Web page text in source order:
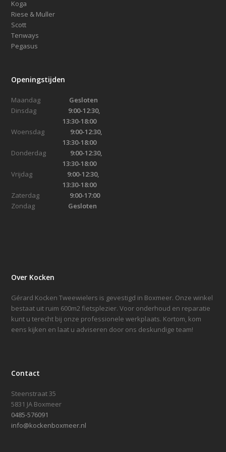
Koga
Riese & Muller
Scott
Tenways
Pegasus
Openingstijden
Maandag Gesloten
Dinsdag 9:00-12:30,
13:30-18:00
Woensdag
9:00-12:30,
13:30-18:00
Donderdag 9:00-12:30,
13:30-18:00
Vrijdag 9:00-12:30,
13:30-18:00
Zaterdag 9:00-17:00
Zondag Gesloten
Over Kocken
Gérard Kocken Tweewielers is gevestigd in Boxmeer. Onze winkel
bestaat uit ruim 600m2 fietsplezier. Voor onderhoud en reparatie
kunt u terecht bij onze professionele werkplaats. Kortom, kom
eens kijken en laat u adviseren door ons deskundige team!
Contact
Steenstraat 35
5831 JA Boxmeer
0485-576091
info@kockenboxmeer.nl